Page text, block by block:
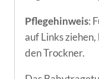
Pflegehinweis:
auf Links
den Trockner.